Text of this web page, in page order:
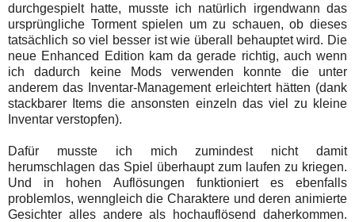
durchgespielt hatte, musste ich natürlich irgendwann das
ursprüngliche Torment spielen um zu schauen, ob dieses
tatsächlich so viel besser ist wie überall behauptet wird. Die
neue Enhanced Edition kam da gerade richtig, auch wenn
ich dadurch keine Mods verwenden konnte die unter
anderem das Inventar-Management erleichtert hätten (dank
stackbarer Items die ansonsten einzeln das viel zu kleine
Inventar verstopfen).
Dafür musste ich mich zumindest nicht damit
herumschlagen das Spiel überhaupt zum laufen zu kriegen.
Und in hohen Auflösungen funktioniert es ebenfalls
problemlos, wenngleich die Charaktere und deren animierte
Gesichter alles andere als hochauflösend daherkommen.